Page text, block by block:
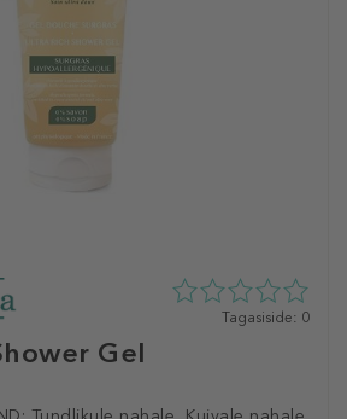
Gel
0
Tagasiside: 0